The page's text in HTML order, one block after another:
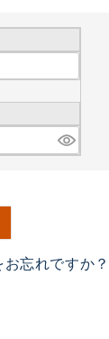
忘れですか？